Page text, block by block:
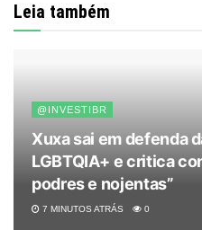
Leia também
@INVESTIBR
Xuxa sai em defenda
LGBTQIA+ e critica
podres e nojentas”
7 MINUTOS ATRÁS 0